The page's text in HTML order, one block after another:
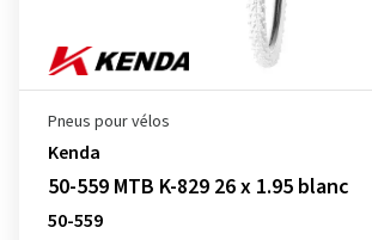
Pneus pour vélos
Kenda
50-559 MTB K-829 26 x 1.95 blanc
50-559